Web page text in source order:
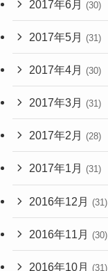
2017年6月 (30)
2017年5月 (31)
2017年4月 (30)
2017年3月 (31)
2017年2月 (28)
2017年1月 (31)
2016年12月 (31)
2016年11月 (30)
2016年10月 (31)